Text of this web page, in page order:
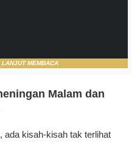
MEMBACA
Malam dan
ada kisah-kisah tak terlihat